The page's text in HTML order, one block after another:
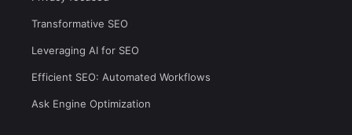
Transformative SEO
Leveraging AI for SEO
Efficient SEO: Automated Workflows
Ask Engine Optimization